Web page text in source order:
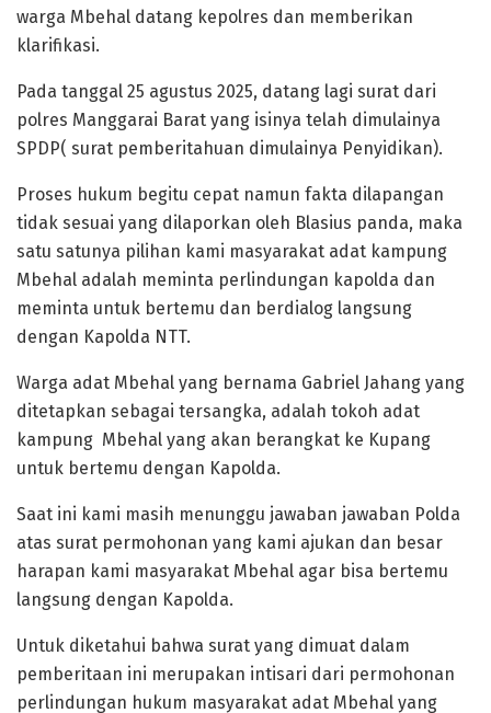
warga Mbehal datang kepolres dan memberikan
klarifikasi.
Pada tanggal 25 agustus 2025, datang lagi surat dari
polres Manggarai Barat yang isinya telah dimulainya
SPDP( surat pemberitahuan dimulainya Penyidikan).
Proses hukum begitu cepat namun fakta dilapangan
tidak sesuai yang dilaporkan oleh Blasius panda, maka
satu satunya pilihan kami masyarakat adat kampung
Mbehal adalah meminta perlindungan kapolda dan
meminta untuk bertemu dan berdialog langsung
dengan Kapolda NTT.
Warga adat Mbehal yang bernama Gabriel Jahang yang
ditetapkan sebagai tersangka, adalah tokoh adat
kampung Mbehal yang akan berangkat ke Kupang
untuk bertemu dengan Kapolda.
Saat ini kami masih menunggu jawaban jawaban Polda
atas surat permohonan yang kami ajukan dan besar
harapan kami masyarakat Mbehal agar bisa bertemu
langsung dengan Kapolda.
Untuk diketahui bahwa surat yang dimuat dalam
pemberitaan ini merupakan intisari dari permohonan
perlindungan hukum masyarakat adat Mbehal yang